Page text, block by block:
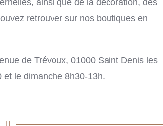
ainsi que de la décoration, des
retrouver sur nos boutiques en
de Trévoux, 01000 Saint Denis les
et le dimanche 8h30-13h.